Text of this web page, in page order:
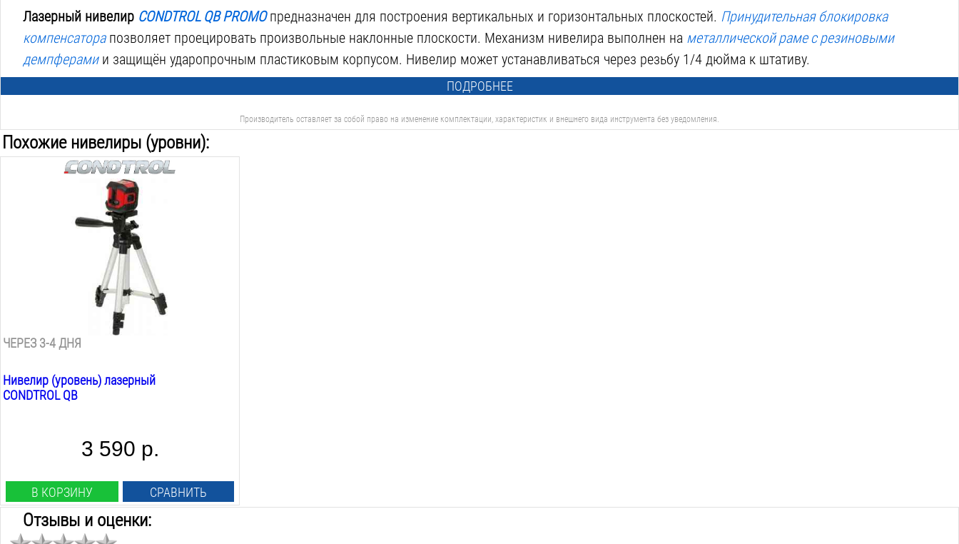
Лазерный нивелир CONDTROL QB PROMOпредназначен для построения вертикальных и горизонтальных плоскостей. Принудительная блокировка
компенсаторапозволяет проецировать произвольные наклонные плоскости. Механизм нивелира выполнен на металлической раме с резиновыми
демпферамии защищён ударопрочным пластиковым корпусом. Нивелир может устанавливаться через резьбу 1/4 дюйма к штативу.
ПОДРОБНЕЕ
Производитель оставляет за собой право на изменение комплектации, характеристик и внешнего вида инструмента без уведомления.
Похожие нивелиры (уровни):
Дальность с детектором/без:
Проецируемые плоскости:
вертикаль/горизонталь/крест
Круговая проекция:
Угол самовыравнивания:
ЧЕРЕЗ 3-4 ДНЯ
Нивелир (уровень) лазерный
CONDTROL QB
3 590 р.
В КОРЗИНУ СРАВНИТЬ
Отзывы и оценки: